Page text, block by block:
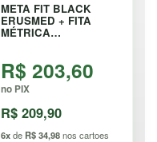
META FIT BLACK
ERUSMED + FITA
MÉTRICA
R$ 203,60
no PIX
R$ 209,90
6xde R$ 34,98nos cartoes